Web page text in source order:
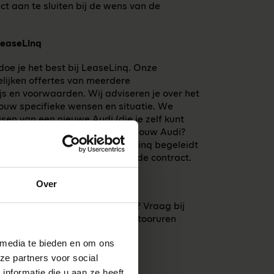
Over
te bieden en om ons
partners voor social
aan te sluiten bij de wens van de
je het best bij LeaseLinq. Onze
offertes van meerdere
en voorwaarden. Wij adviseren je over het
specifieke wensen en situatie. We
van een nieuwe Audi (die je zelf kunt
Wil je snel beschikken over jouw Audi?
uit voorraad te leasen. LeaseLinq begeleidt
van je Audi tot aan het einde contract.
de beste Audi-leaseaanbod? Vraag bij
aan. We nemen tijdens kantooruren